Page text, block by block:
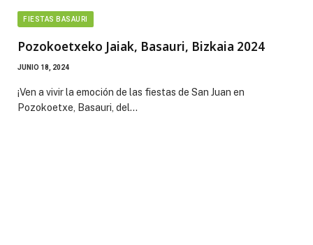
FIESTAS BASAURI
Pozokoetxeko Jaiak, Basauri, Bizkaia 2024
JUNIO 18, 2024
¡Ven a vivir la emoción de las fiestas de San Juan en
Pozokoetxe, Basauri, del…